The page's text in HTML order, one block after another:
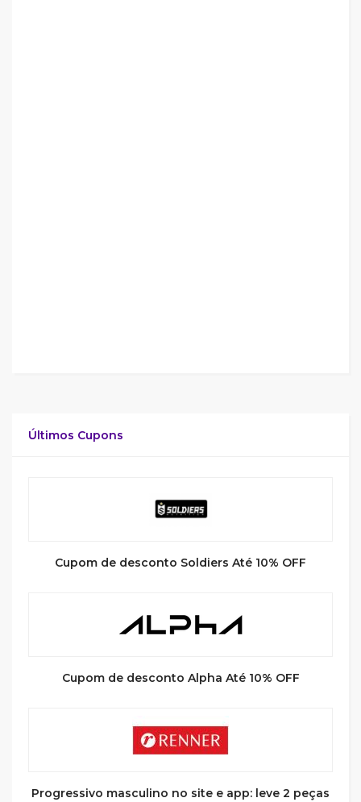
Últimos Cupons
Cupom de desconto Soldiers Até 10% OFF
Cupom de desconto Alpha Até 10% OFF
Progressivo masculino no site e app: leve 2 peças